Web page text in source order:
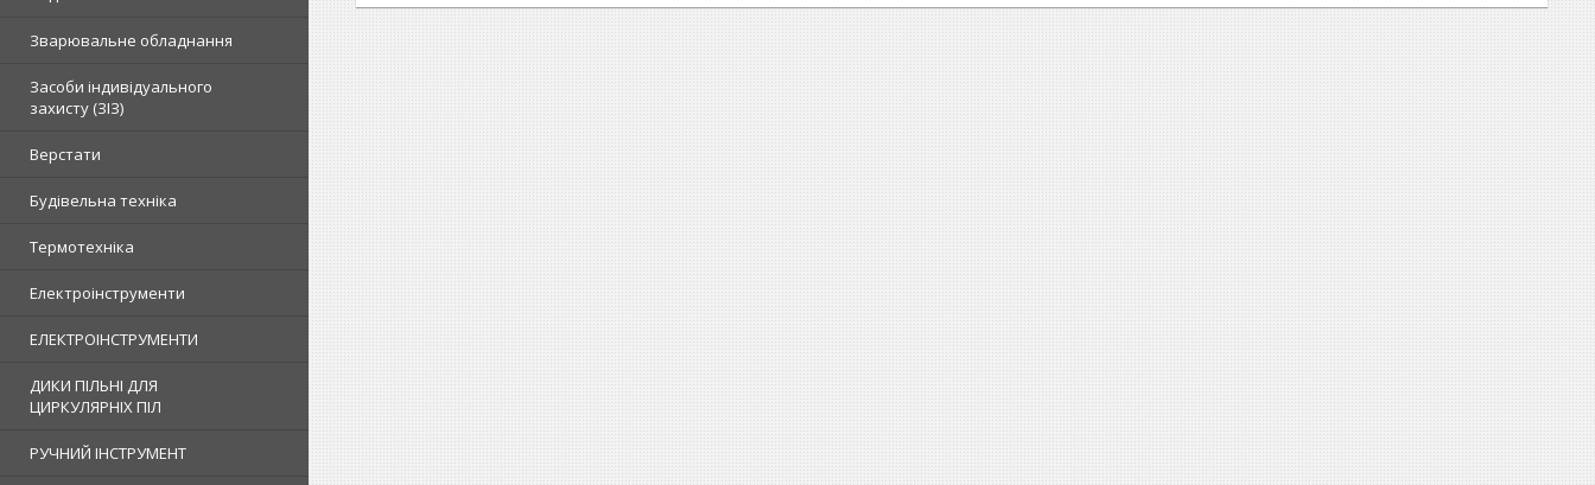
Зварювальне обладнання
Засоби індивідуального
захисту (ЗІЗ)
Верстати
Будівельна техніка
Термотехніка
Електроінструменти
ЕЛЕКТРОІНСТРУМЕНТИ
ДИКИ ПІЛЬНІ ДЛЯ
ЦИРКУЛЯРНІХ ПІЛ
РУЧНИЙ ІНСТРУМЕНТ